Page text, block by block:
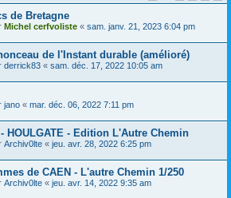
de Bretagne
Michel cerfvoliste « sam. janv. 21, 2023 6:04 pm
de l'Instant durable (amélioré)
derrick83 « sam. déc. 17, 2022 10:05 am
jano « mar. déc. 06, 2022 7:11 pm
HOULGATE - Edition L'Autre Chemin
Archiv0lte « jeu. avr. 28, 2022 6:25 pm
de CAEN - L'autre Chemin 1/250
Archiv0lte « jeu. avr. 14, 2022 9:35 am